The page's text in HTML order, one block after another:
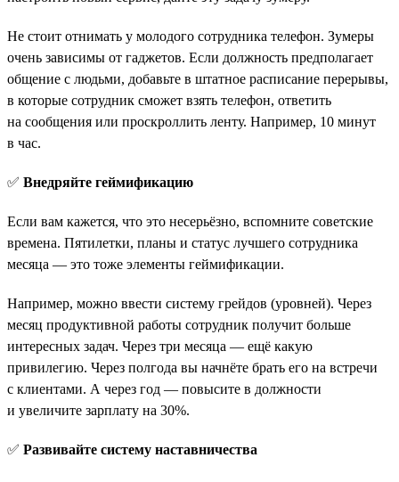
Не стоит отнимать у молодого сотрудника телефон. Зумеры
очень зависимы от гаджетов. Если должность предполагает
общение с людьми, добавьте в штатное расписание перерывы,
в которые сотрудник сможет взять телефон, ответить
на сообщения или проскроллить ленту. Например, 10 минут
в час.
✅ Внедряйте геймификацию
Если вам кажется, что это несерьёзно, вспомните советские
времена. Пятилетки, планы и статус лучшего сотрудника
месяца — это тоже элементы геймификации.
Например, можно ввести систему грейдов (уровней). Через
месяц продуктивной работы сотрудник получит больше
интересных задач. Через три месяца — ещё какую
привилегию. Через полгода вы начнёте брать его на встречи
с клиентами. А через год — повысите в должности
и увеличите зарплату на 30%.
✅ Развивайте систему наставничества